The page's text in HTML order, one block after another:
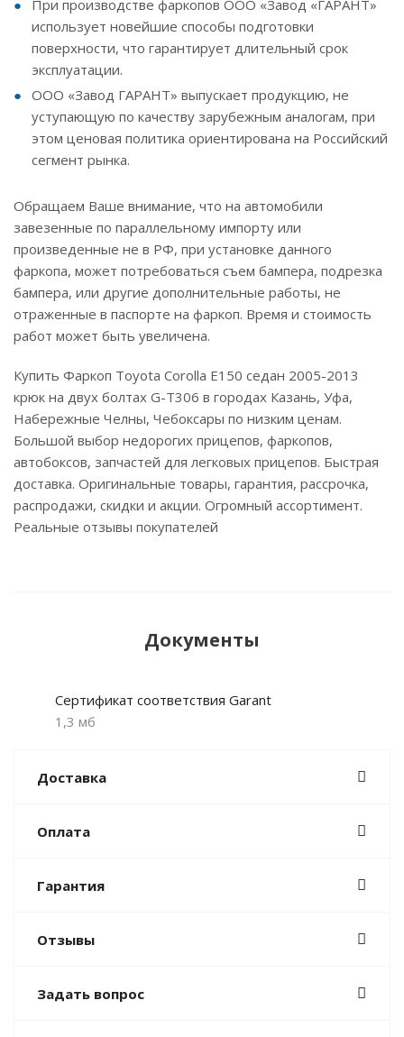
При производстве фаркопов ООО «Завод «ГАРАНТ»
использует новейшие способы подготовки
поверхности, что гарантирует длительный срок
эксплуатации.
ООО «Завод ГАРАНТ» выпускает продукцию, не
уступающую по качеству зарубежным аналогам, при
этом ценовая политика ориентирована на Российский
сегмент рынка.
Обращаем Ваше внимание, что на автомобили
завезенные по параллельному импорту или
произведенные не в РФ, при установке данного
фаркопа, может потребоваться съем бампера, подрезка
бампера, или другие дополнительные работы, не
отраженные в паспорте на фаркоп. Время и стоимость
работ может быть увеличена.
Купить Фаркоп Toyota Corolla E150 седан 2005-2013
крюк на двух болтах G-T306 в городах Казань, Уфа,
Набережные Челны, Чебоксары по низким ценам.
Большой выбор недорогих прицепов, фаркопов,
автобоксов, запчастей для легковых прицепов. Быстрая
доставка. Оригинальные товары, гарантия, рассрочка,
распродажи, скидки и акции. Огромный ассортимент.
Реальные отзывы покупателей
Документы
Сертификат соответствия Garant
1,3 мб
Доставка
Оплата
Гарантия
Отзывы
Задать вопрос